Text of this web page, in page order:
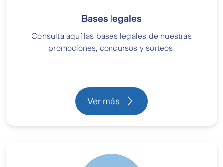
Bases legales
Consulta aquí las bases legales de nuestras
promociones, concursos y sorteos.
Ver más